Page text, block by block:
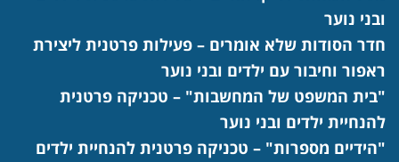
ובני נוער
חדר הסודות שלא אומרים – פעילות פרטנית ליצירת
ראפור וחיבור עם ילדים ובני נוער
"בית המשפט של המחשבות" – טכניקה פרטנית
להנחיית ילדים ובני נוער
"הידיים מספרות" – טכניקה פרטנית להנחיית ילדים